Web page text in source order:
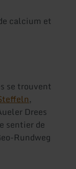
calcium et
se trouvent
,
Drees
sentier de
Rundweg